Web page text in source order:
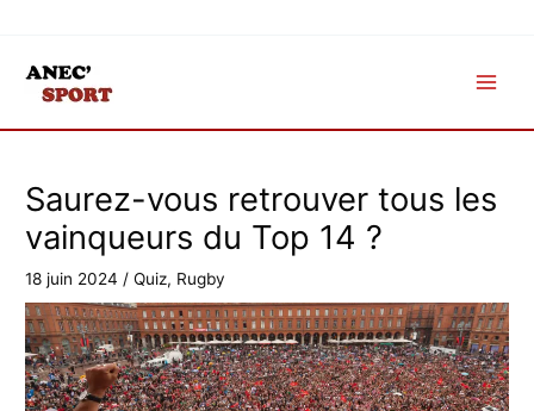
contenu
Saurez-vous retrouver tous les
vainqueurs du Top 14 ?
18 juin 2024 /Quiz, Rugby